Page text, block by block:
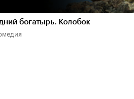
богатырь. Колобок